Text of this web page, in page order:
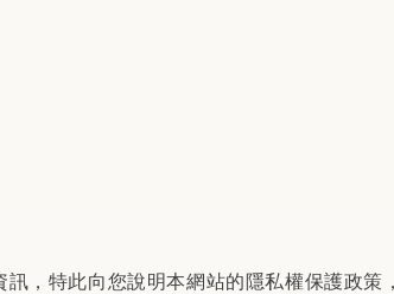
，特此向您說明本網站的隱私權保護政策